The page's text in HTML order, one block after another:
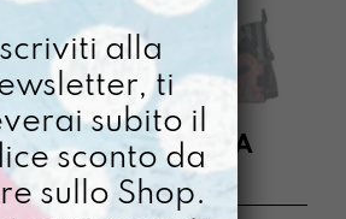
MAI PAURA
€168,00
Iscriviti alla
ti
subito il
sconto da
sullo Shop.